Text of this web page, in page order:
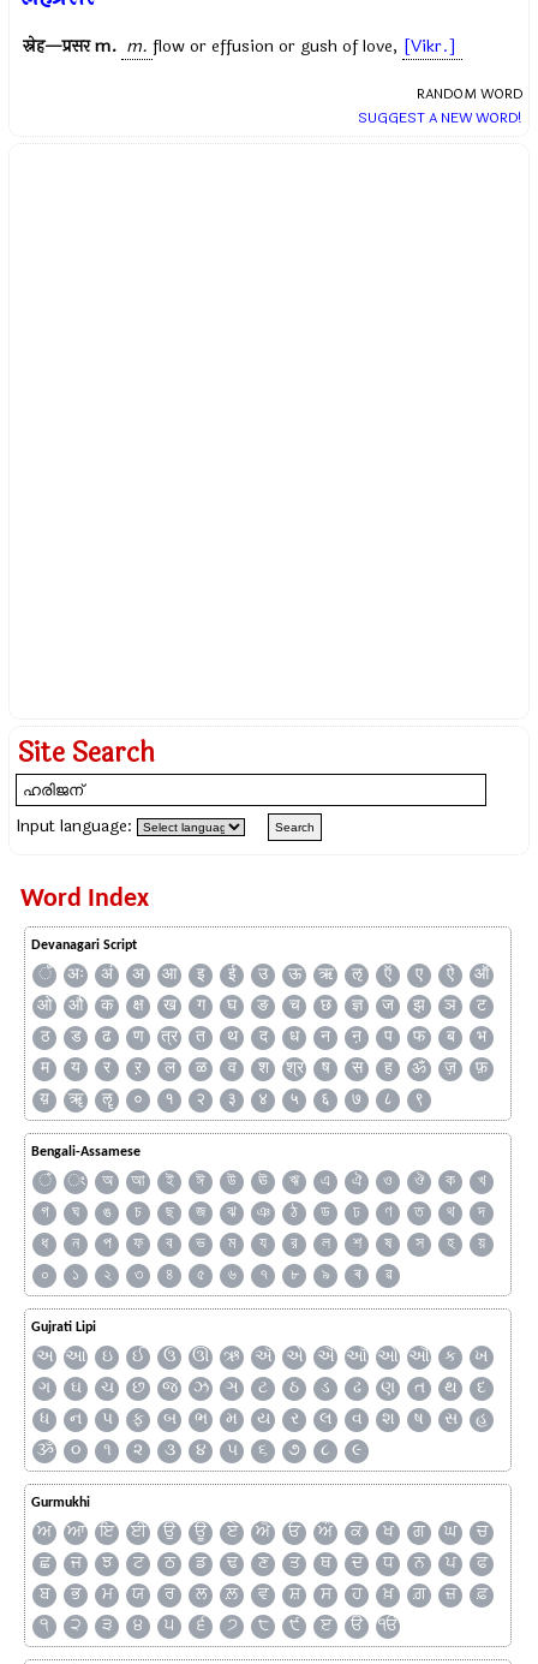
स्नेह—प्रसरm. m. flow or effusion or gush of love, [Vikr.]
RANDOM WORD
SUGGEST A NEW WORD!
Site Search
Input language:
Word Index
Devanagari Script
ँ अः अं अ आ इ ई उ ऊ ऋ ऌ ऍ ए ऐ
ऑ
ओ
औ क क्ष ख ग घ ङ च छ ज्ञ ज झ ञ
ट
ठ
ड ढ ण त्र त थ द ध न ऩ प फ ब
भ
म
य र ऱ ल ळ व श श्र ष स ह ॐ ज़
फ़
य़
ॠ ॡ ० १ २ ३ ४ ५ ६ ७ ८ ९
Bengali-Assamese
ঁ ং অ আ ই ঈ উ ঊ ঋ এ ঐ ও ঔ ক
খ
গ
ঘ ঙ চ ছ জ ঝ ঞ ঠ ড ঢ ণ ত থ
দ
ধ
ন প ফ ব ভ ম য র ল শ ষ স হ
য়
০
১ ২ ৩ ৪ ৫ ৬ ৭ ৮ ৯ ৰ ৱ
Gujrati Lipi
અ આ ઇ ઈ ઉ ઊ ઋ ઍ એ ઐ ઑ ઓ ઔ ક
ખ
ગ
ઘ ચ છ જ ઝ ઞ ટ ઠ ડ ઢ ણ ત થ
દ
ધ
ન પ ફ બ ભ મ ય ર લ વ શ ષ સ
હ
ૐ
૦ ૧ ૨ ૩ ૪ ૫ ૬ ૭ ૮ ૯
Gurmukhi
ਅ ਆ ਇ ਈ ਉ ਊ ਏ ਐ ਓ ਔ ਕ ਖ ਗ ਘ
ਚ
ਛ
ਜ ਝ ਟ ਠ ਡ ਢ ਣ ਤ ਥ ਦ ਧ ਨ ਪ
ਫ
ਬ
ਭ ਮ ਯ ਰ ਲ ਲ਼ ਵ ਸ਼ ਸ ਹ ਖ਼ ਗ਼ ਜ਼
ਫ਼
੧
੨ ੩ ੪ ੫ ੬ ੭ ੮ ੯ ੲ ੳ ੴ